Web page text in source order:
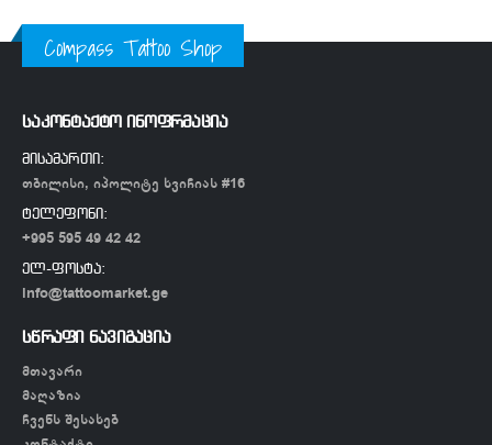
Compass Tattoo Shop
საკონტაქტო ინოფრმაცია
მისამართი:
თბილისი, იპოლიტე ხვიჩიას #16
ტელეფონი:
+995 595 49 42 42
ელ-ფოსტა:
info@tattoomarket.ge
სწრაფი ნავიგაცია
მთავარი
მაღაზია
ჩვენს შესახებ